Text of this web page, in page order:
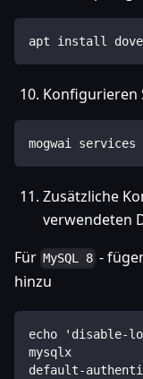
apt install
Konfigurieren
mogwai
Zusätzliche
verwendeten
Für MySQL 8 -
hinzu
echo 'disable-
mysqlx
default-